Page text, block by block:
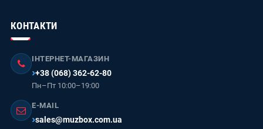
КОНТАКТИ
ІНТЕРНЕТ-МАГАЗИН
+38 (068) 362-62-80
Пн–Пт 10:00–19:00
E-MAIL
sales@muzbox.com.ua